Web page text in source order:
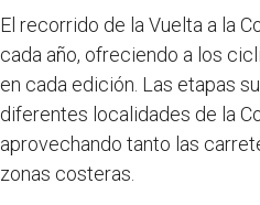
El recorrido de la Vuelta a la
cada año, ofreciendo a los
en cada edición. Las etapas
diferentes localidades de la
aprovechando tanto las
zonas costeras.